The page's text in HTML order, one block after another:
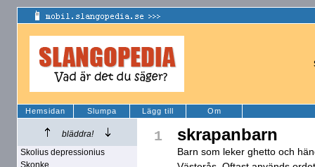
Hemsidan Slumpa Lägg till Om
bläddra!
Skolius depressionius
Skonke
1 skrapanbarn
Barn som leker ghetto och